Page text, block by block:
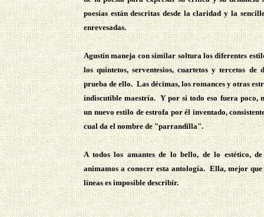
poesías están descritas desde la claridad y la
enrevesadas.
Agustín maneja con similar soltura los diferentes
los quintetos, serventesios, cuartetos y tercetos de
prueba de ello. Las décimas, los romances y otras
indiscutible maestría. Y por si todo eso fuera poco,
un nuevo estilo de estrofa por él inventado,
cual da el nombre de "parrandilla".
A todos los amantes de lo bello, de lo estético,
animamos a conocer esta antología. Ella, mejor
líneas es imposible describir.